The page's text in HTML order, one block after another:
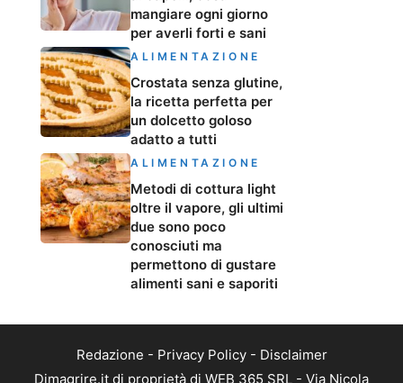
mangiare ogni giorno
per averli forti e sani
ALIMENTAZIONE
Crostata senza glutine,
la ricetta perfetta per
un dolcetto goloso
adatto a tutti
ALIMENTAZIONE
Metodi di cottura light
oltre il vapore, gli ultimi
due sono poco
conosciuti ma
permettono di gustare
alimenti sani e saporiti
Redazione - Privacy Policy- Disclaimer
Dimagrire.it di proprietà di WEB 365 SRL - Via Nicola